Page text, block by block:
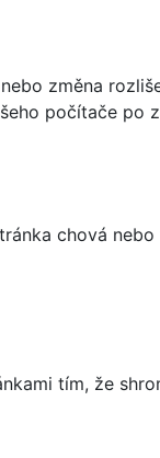
změna
počítače po
chová
tím, že